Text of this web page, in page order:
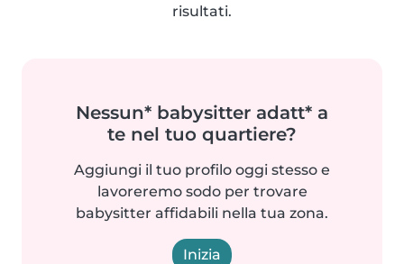
risultati.
Nessun* babysitter adatt* a
te nel tuo quartiere?
Aggiungi il tuo profilo oggi stesso e
lavoreremo sodo per trovare
babysitter affidabili nella tua zona.
Inizia